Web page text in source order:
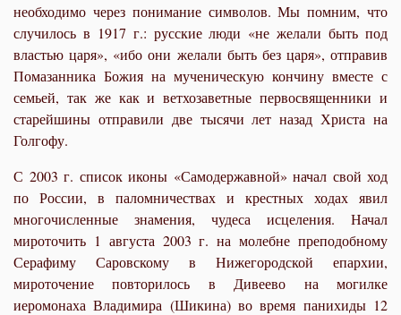
необходимо через понимание символов. Мы помним, что
случилось в 1917 г.: русские люди «не желали быть под
властью царя», «ибо они желали быть без царя», отправив
Помазанника Божия на мученическую кончину вместе с
семьей, так же как и ветхозаветные первосвященники и
старейшины отправили две тысячи лет назад Христа на
Голгофу.
С 2003 г. список иконы «Самодержавной» начал свой ход
по России, в паломничествах и крестных ходах явил
многочисленные знамения, чудеса исцеления. Начал
мироточить 1 августа 2003 г. на молебне преподобному
Серафиму Саровскому в Нижегородской епархии,
мироточение повторилось в Дивеево на могилке
иеромонаха Владимира (Шикина) во время панихиды 12